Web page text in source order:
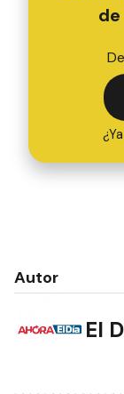
Autor
El